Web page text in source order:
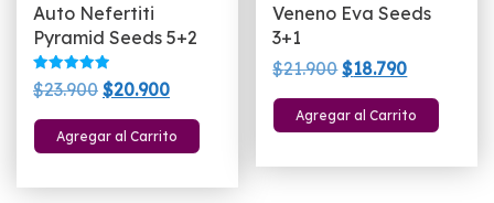
Auto Nefertiti
Pyramid Seeds 5+2
Valorado
con
de 5
$23.900 El
precio
original
$20.900El
precio
actual
Agregar al Carrito
Veneno Eva Seeds
3+1
$21.900El
precio
original
$18.790El
precio
actual
Agregar al Carrito